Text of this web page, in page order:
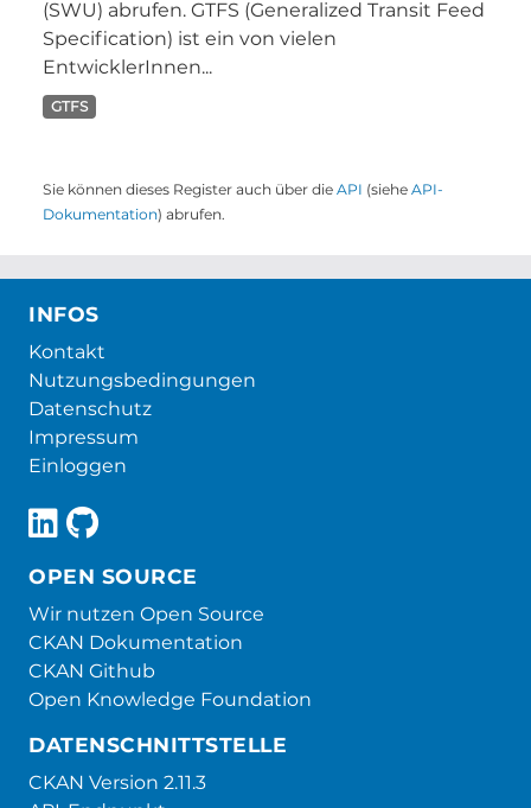
(SWU) abrufen. GTFS (Generalized Transit Feed
Specification) ist ein von vielen
EntwicklerInnen...
GTFS
Sie können dieses Register auch über die API (siehe API-
Dokumentation) abrufen.
INFOS
Kontakt
Nutzungsbedingungen
Datenschutz
Impressum
Einloggen
OPEN SOURCE
Wir nutzen Open Source
CKAN Dokumentation
CKAN Github
Open Knowledge Foundation
DATENSCHNITTSTELLE
CKAN Version 2.11.3